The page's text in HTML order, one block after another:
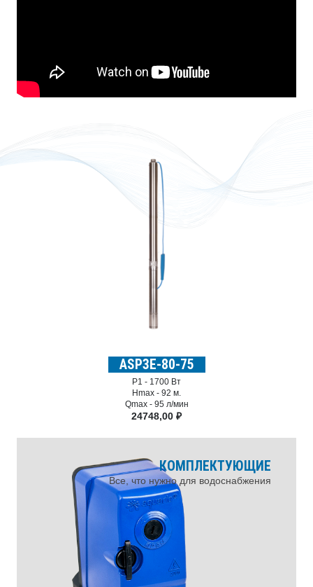
ASP3E-80-75
P1 - 1700 Вт
Hmax - 92 м.
Qmax - 95 л/мин
24748,00 ₽
КОМПЛЕКТУЮЩИЕ
Все, что нужно для водоснабжения